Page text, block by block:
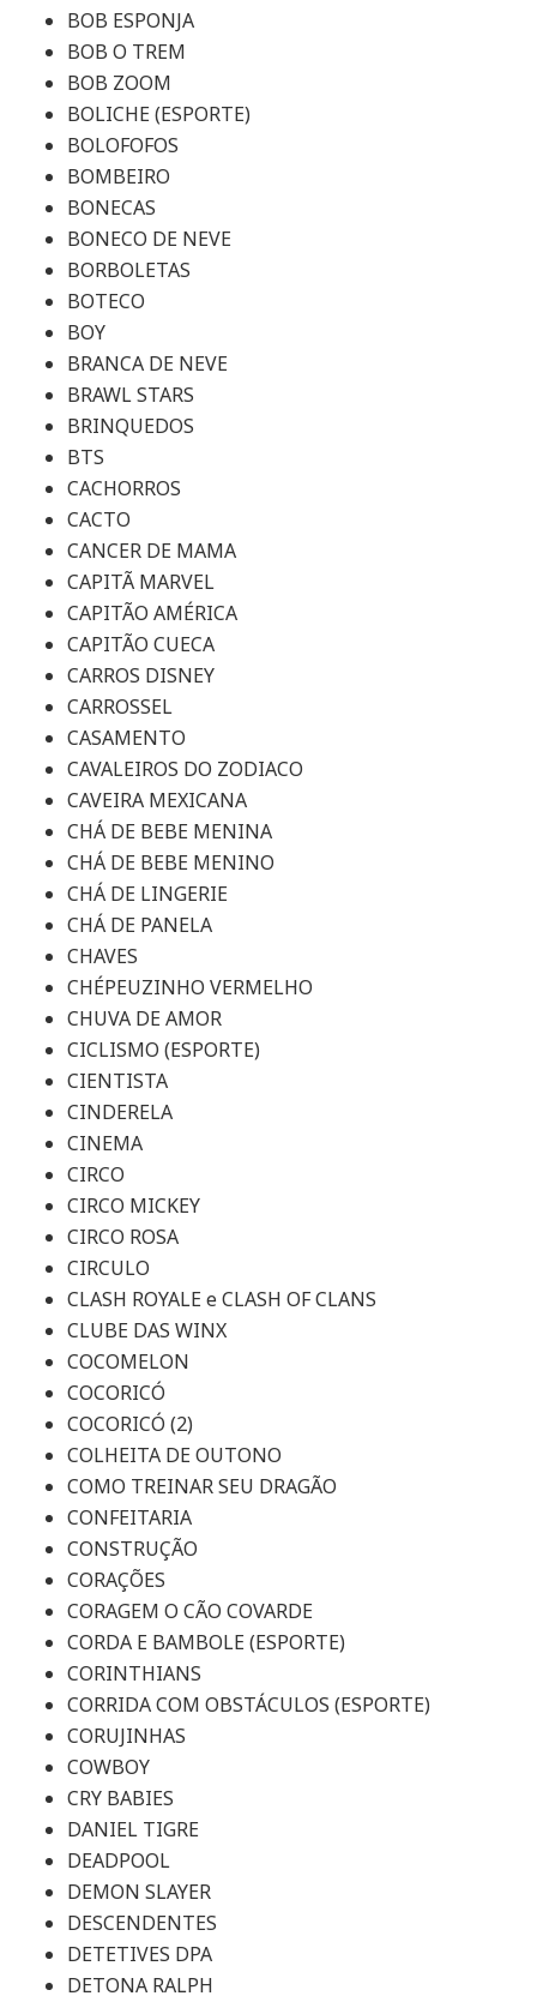
BOB ESPONJA
BOB O TREM
BOB ZOOM
BOLICHE (ESPORTE)
BOLOFOFOS
BOMBEIRO
BONECAS
BONECO DE NEVE
BORBOLETAS
BOTECO
BOY
BRANCA DE NEVE
BRAWL STARS
BRINQUEDOS
BTS
CACHORROS
CACTO
CANCER DE MAMA
CAPITÃ MARVEL
CAPITÃO AMÉRICA
CAPITÃO CUECA
CARROS DISNEY
CARROSSEL
CASAMENTO
CAVALEIROS DO ZODIACO
CAVEIRA MEXICANA
CHÁ DE BEBE MENINA
CHÁ DE BEBE MENINO
CHÁ DE LINGERIE
CHÁ DE PANELA
CHAVES
CHÉPEUZINHO VERMELHO
CHUVA DE AMOR
CICLISMO (ESPORTE)
CIENTISTA
CINDERELA
CINEMA
CIRCO
CIRCO MICKEY
CIRCO ROSA
CIRCULO
CLASH ROYALE e CLASH OF CLANS
CLUBE DAS WINX
COCOMELON
COCORICÓ
COCORICÓ (2)
COLHEITA DE OUTONO
COMO TREINAR SEU DRAGÃO
CONFEITARIA
CONSTRUÇÃO
CORAÇÕES
CORAGEM O CÃO COVARDE
CORDA E BAMBOLE (ESPORTE)
CORINTHIANS
CORRIDA COM OBSTÁCULOS (ESPORTE)
CORUJINHAS
COWBOY
CRY BABIES
DANIEL TIGRE
DEADPOOL
DEMON SLAYER
DESCENDENTES
DETETIVES DPA
DETONA RALPH